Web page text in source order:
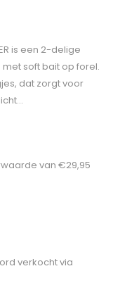
is een 2-delige
soft bait op forel.
dat zorgt voor
van €29,95
verkocht via